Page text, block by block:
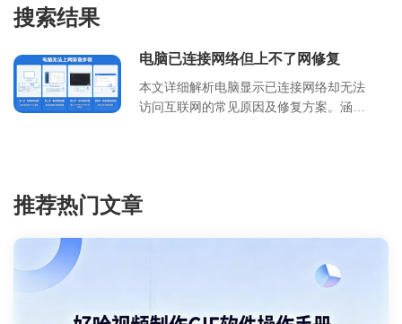
搜索结果
电脑已连接网络但上不了网修复
本文详细解析电脑显示已连接网络却无法
访问互联网的常见原因及修复方案。涵盖
统及常见家用网络环境，帮助用户快速恢
推荐热门文章